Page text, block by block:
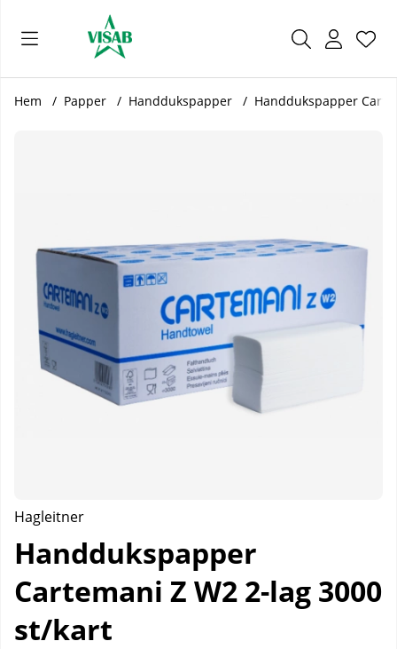
.
Hem Papper Handdukspapper Handdukspapper
Hagleitner
Handdukspapper
Cartemani Z W2 2-lag 3000
st/kart